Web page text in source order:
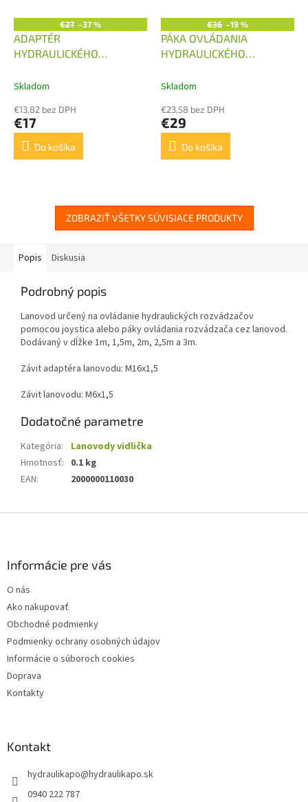
€27 –37 %
ADAPTÉR
HYDRAULICKÉHO
LANOVOD
Skladom
€13,82 bez DPH
€17
Do košíka
€36 –19 %
PÁKA OVLÁDANIA
HYDRAULICKÉHO
Skladom
€23,58 bez DPH
€29
Do košíka
ZOBRAZIŤ VŠETKY SÚVISIACE PRODUKTY
Popis Diskusia
Podrobný popis
Lanovod určený na ovládanie hydraulických rozvádzačov
pomocou joystica alebo páky ovládania rozvádzača cez lanovod.
Dodávaný v dĺžke 1m, 1,5m, 2m, 2,5m a 3m.
Závit adaptéra lanovodu: M16x1,5
Závit lanovodu: M6x1,5
Dodatočné parametre
Kategória:
Lanovody vidlička
Hmotnosť: 0.1 kg
EAN: 2000000110030
Informácie pre vás
O nás
Ako nakupovať
Obchodné podmienky
Podmienky ochrany osobných údajov
Informácie o súboroch cookies
Doprava
Kontakty
Kontakt
hydraulikapo@hydraulikapo.sk
0940 222 787